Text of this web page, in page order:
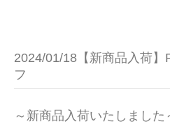
刺繍について
お買い物ガイド
2024/01/18【新商品入荷
フ
～新商品入荷いたしました